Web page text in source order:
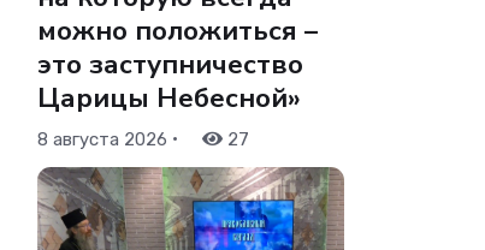
можно положиться –
это заступничество
Царицы Небесной»
8 августа 2026 • 27